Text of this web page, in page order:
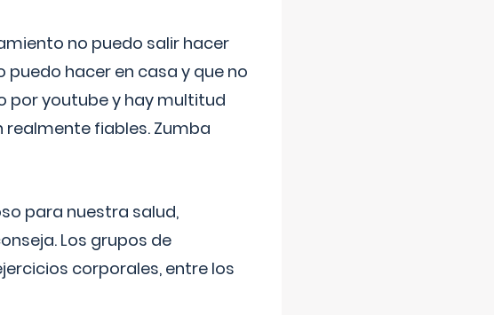
no puedo salir hacer
puedo hacer en casa y que no
por youtube y hay multitud
fiables. Zumba
para nuestra salud,
Los grupos de
corporales, entre los